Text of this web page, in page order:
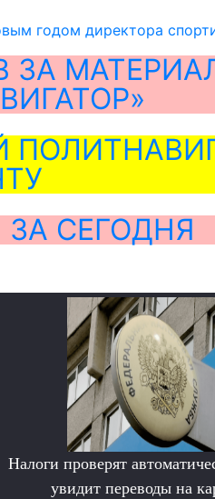
годом директора
ЗА
СЕГОДНЯ
Налоги проверят
увидит переводы на